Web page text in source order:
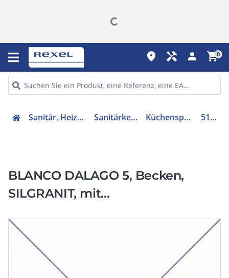
place handyman person shopping_cart0
Sanitär, Heizung, Klima Sanitärkeramiken Küchenspülbecken 518521
BLANCO DALAGO 5, Becken,
SILGRANIT, mit